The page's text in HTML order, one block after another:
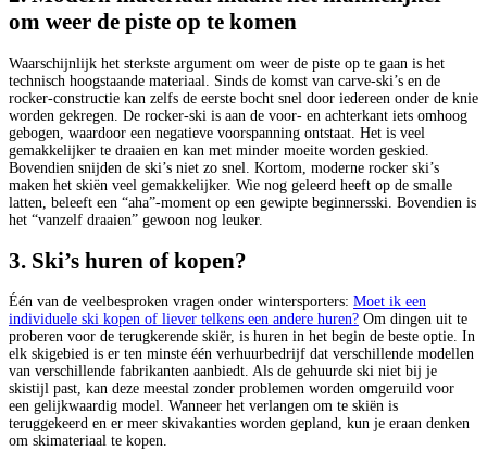
om weer de piste op te komen
Waarschijnlijk het sterkste argument om weer de piste op te gaan is het
technisch hoogstaande materiaal. Sinds de komst van carve-ski’s en de
rocker-constructie kan zelfs de eerste bocht snel door iedereen onder de knie
worden gekregen. De rocker-ski is aan de voor- en achterkant iets omhoog
gebogen, waardoor een negatieve voorspanning ontstaat. Het is veel
gemakkelijker te draaien en kan met minder moeite worden geskied.
Bovendien snijden de ski’s niet zo snel. Kortom, moderne rocker ski’s
maken het skiën veel gemakkelijker. Wie nog geleerd heeft op de smalle
latten, beleeft een “aha”-moment op een gewipte beginnersski. Bovendien is
het “vanzelf draaien” gewoon nog leuker.
3. Ski’s huren of kopen?
Één van de veelbesproken vragen onder wintersporters: Moet ik een
individuele ski kopen of liever telkens een andere huren? Om dingen uit te
proberen voor de terugkerende skiër, is huren in het begin de beste optie. In
elk skigebied is er ten minste één verhuurbedrijf dat verschillende modellen
van verschillende fabrikanten aanbiedt. Als de gehuurde ski niet bij je
skistijl past, kan deze meestal zonder problemen worden omgeruild voor
een gelijkwaardig model. Wanneer het verlangen om te skiën is
teruggekeerd en er meer skivakanties worden gepland, kun je eraan denken
om skimateriaal te kopen.